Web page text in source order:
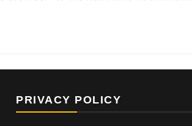
PRIVACY POLICY